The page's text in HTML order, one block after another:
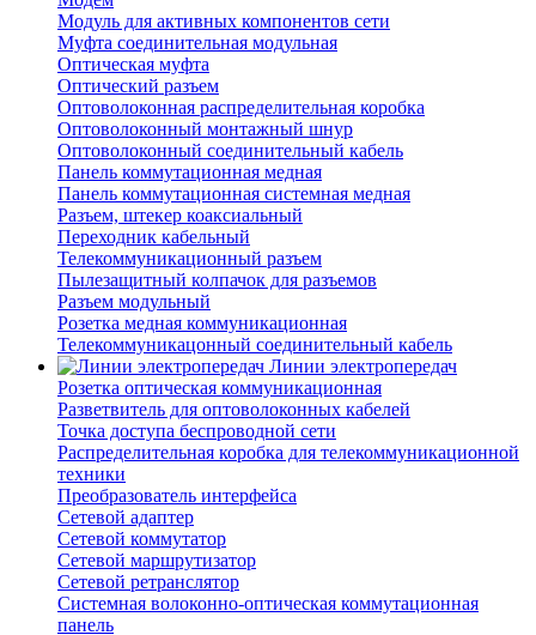
Модуль для активных компонентов сети
Муфта соединительная модульная
Оптическая муфта
Оптический разъем
Оптоволоконная распределительная коробка
Оптоволоконный монтажный шнур
Оптоволоконный соединительный кабель
Панель коммутационная медная
Панель коммутационная системная медная
Разъем, штекер коаксиальный
Переходник кабельный
Телекоммуникационный разъем
Пылезащитный колпачок для разъемов
Разъем модульный
Розетка медная коммуникационная
Телекоммуникацонный соединительный кабель
Линии электропередач
Розетка оптическая коммуникационная
Разветвитель для оптоволоконных кабелей
Точка доступа беспроводной сети
Распределительная коробка для телекоммуникационной
техники
Преобразователь интерфейса
Сетевой адаптер
Сетевой коммутатор
Сетевой маршрутизатор
Сетевой ретранслятор
Системная волоконно-оптическая коммутационная
панель